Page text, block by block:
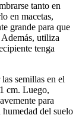
tanto en
en macetas,
grande para que
Además, utiliza
tenga
semillas en el
cm. Luego,
para
humedad del suelo